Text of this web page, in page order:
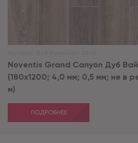
Noventis Grand Сanyon Дуб
(180x1200; 4,0 мм; 0,5 мм; не в
м)
ПОДРОБНЕЕ